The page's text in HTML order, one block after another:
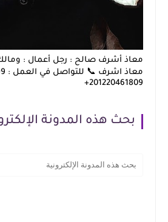
معاذ أشرف صالح : رجل أعمال :
201220461809+
بحث هذه المدونة